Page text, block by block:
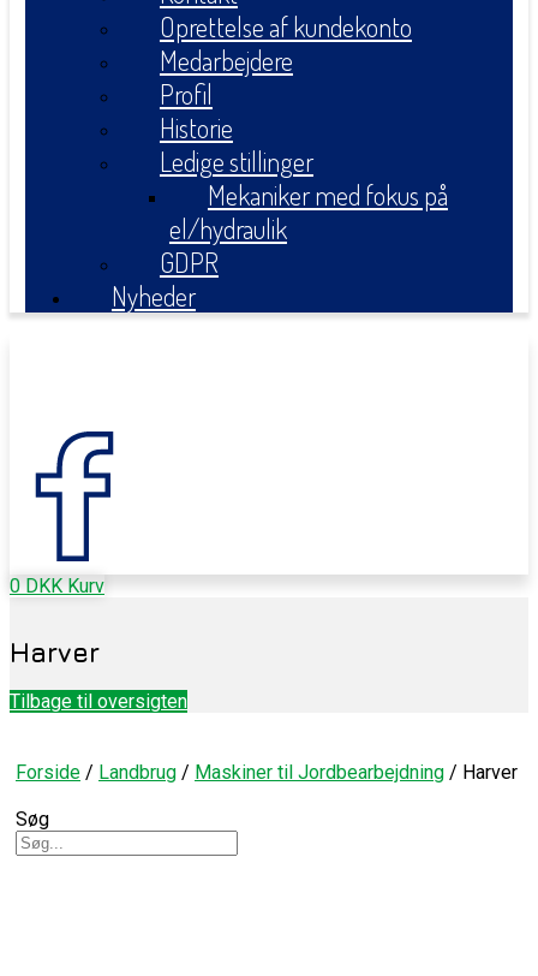
Oprettelse af kundekonto
Medarbejdere
Profil
Historie
Ledige stillinger
Mekaniker med fokus på
el/hydraulik
GDPR
Nyheder
0 DKK Kurv
Harver
Tilbage til oversigten
Forside / Landbrug / Maskiner til Jordbearbejdning / Harver
Søg